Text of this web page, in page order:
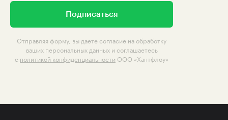
Подписаться
Отправляя форму, вы даете согласие на обработку
ваших персональных данных и соглашаетесь
с политикой конфиденциальности ООО «Хантфлоу»